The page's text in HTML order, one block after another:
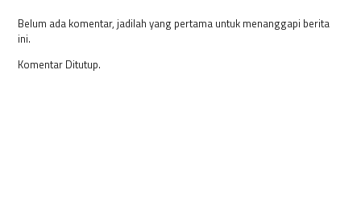
Belum ada komentar, jadilah yang pertama untuk menanggapi berita
ini.
Komentar Ditutup.